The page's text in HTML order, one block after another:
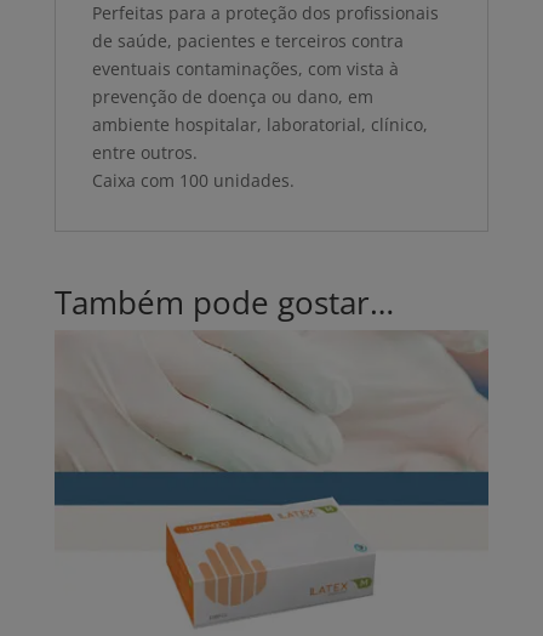
Perfeitas para a proteção dos profissionais
de saúde, pacientes e terceiros contra
eventuais contaminações, com vista à
prevenção de doença ou dano, em
ambiente hospitalar, laboratorial, clínico,
entre outros.
Caixa com 100 unidades.
Também pode gostar…